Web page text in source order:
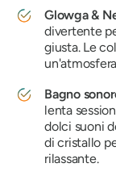
Glowga &
divertente
giusta. Le
Bagno
lenta
dolci suoni
di cristallo
rilassante.